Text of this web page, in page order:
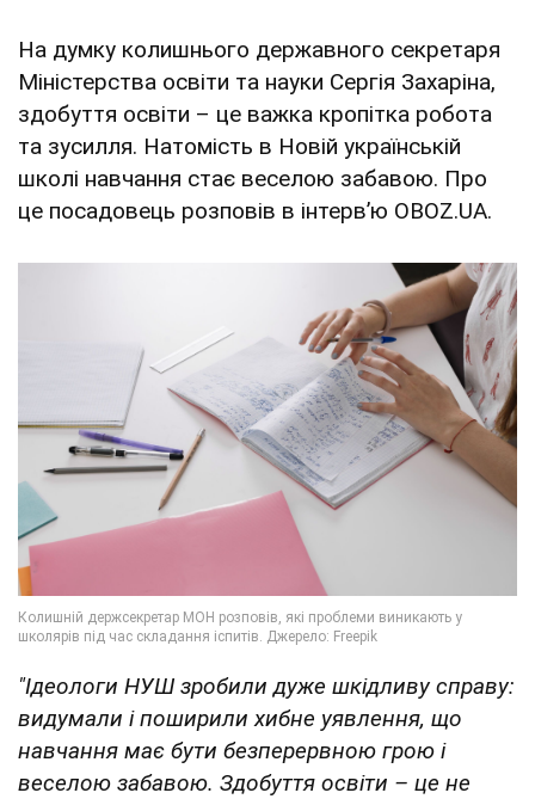
На думку колишнього державного секретаря
Міністерства освіти та науки Сергія Захаріна,
здобуття освіти – це важка кропітка робота
та зусилля. Натомість в Новій українській
школі навчання стає веселою забавою. Про
це посадовець розповів в інтервʼю OBOZ.UA.
"Ідеологи НУШ зробили дуже шкідливу справу:
видумали і поширили хибне уявлення, що
навчання має бути безперервною грою і
веселою забавою. Здобуття освіти – це не